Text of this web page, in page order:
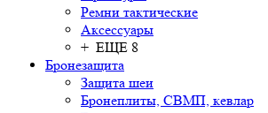
Ремни тактические
Аксессуары
+ ЕЩЕ 8
Бронезащита
Защита шеи
Бронеплиты, СВМП, кевлар